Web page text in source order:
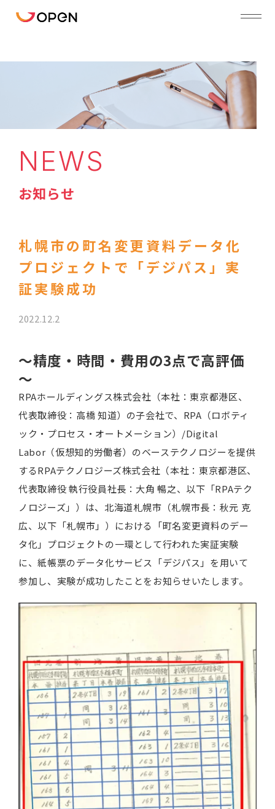
NEWS
お知らせ
札幌市の町名変更資料データ化
プロジェクトで「デジパス」実
証実験成功
2022.12.2
～精度・時間・費用の3点で高評価
～
RPAホールディングス株式会社（本社：東京都港区、
代表取締役：高橋 知道）の子会社で、RPA（ロボティ
ック・プロセス・オートメーション）/Digital
Labor（仮想知的労働者）のベーステクノロジーを提供
するRPAテクノロジーズ株式会社（本社：東京都港区、
代表取締役 執行役員社長：大角 暢之、以下「RPAテク
ノロジーズ」）は、北海道札幌市（札幌市長：秋元 克
広、以下「札幌市」）における「町名変更資料のデー
タ化」プロジェクトの一環として行われた実証実験
に、紙帳票のデータ化サービス「デジパス」を用いて
参加し、実験が成功したことをお知らせいたします。